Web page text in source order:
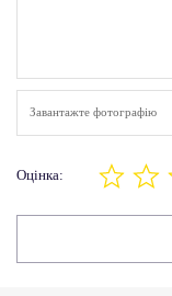
Завантажте фотографію
Оцінка: